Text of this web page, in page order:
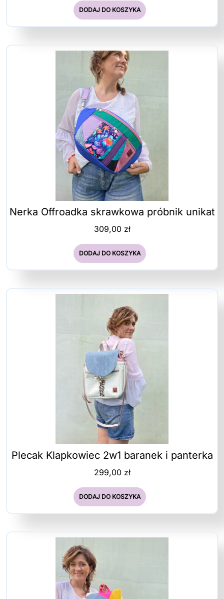
DODAJ DO KOSZYKA
Nerka Offroadka skrawkowa próbnik unikat
309,00 zł
DODAJ DO KOSZYKA
Plecak Klapkowiec 2w1 baranek i panterka
299,00 zł
DODAJ DO KOSZYKA